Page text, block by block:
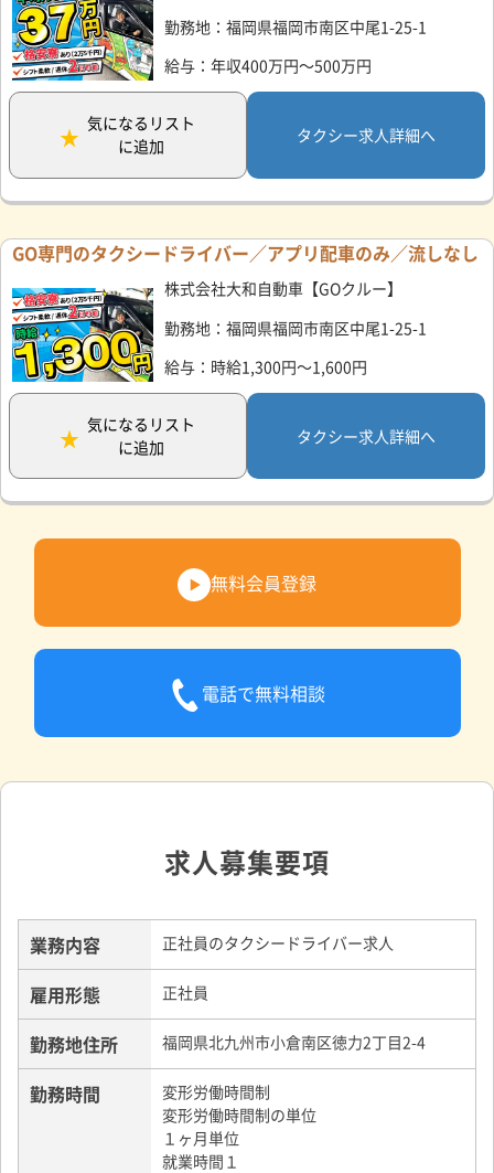
勤務地：福岡県福岡市南区中尾1-25-1
給与：年収400万円～500万円
気になるリスト
に追加
タクシー求人詳細へ
GO専門のタクシードライバー／アプリ配車のみ／流しなし
株式会社大和自動車【GOクルー】
勤務地：福岡県福岡市南区中尾1-25-1
給与：時給1,300円～1,600円
気になるリスト
に追加
タクシー求人詳細へ
無料会員登録
電話で無料相談
求人募集要項
業務内容 正社員のタクシードライバー求人
雇用形態 正社員
勤務地住所 福岡県北九州市小倉南区徳力2丁目2-4
勤務時間
変形労働時間制
変形労働時間制の単位
１ヶ月単位
就業時間１